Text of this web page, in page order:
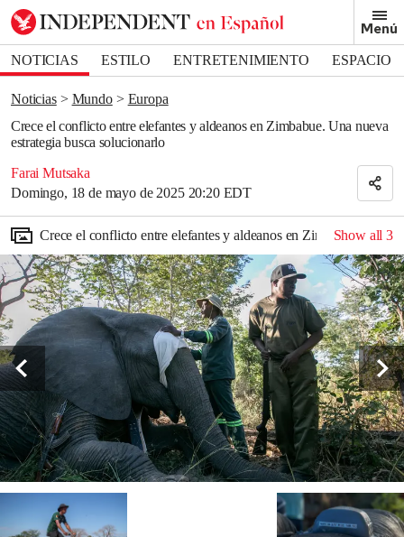
Menú
NOTICIAS ESTILO ENTRETENIMIENTO
ESPACIO
DEPORTES
Noticias Mundo
Europa
Crece el conflicto entre elefantes y aldeanos en Zimbabue. Una nueva
estrategia busca solucionarlo
Farai Mutsaka
Domingo, 18 de mayo de 2025 20:20 EDT
Bookmark popover
Removed from bookmarks
Close popover
Crece el conflicto entre elefantes y aldeanos en Zimbabue. Una
Show all3